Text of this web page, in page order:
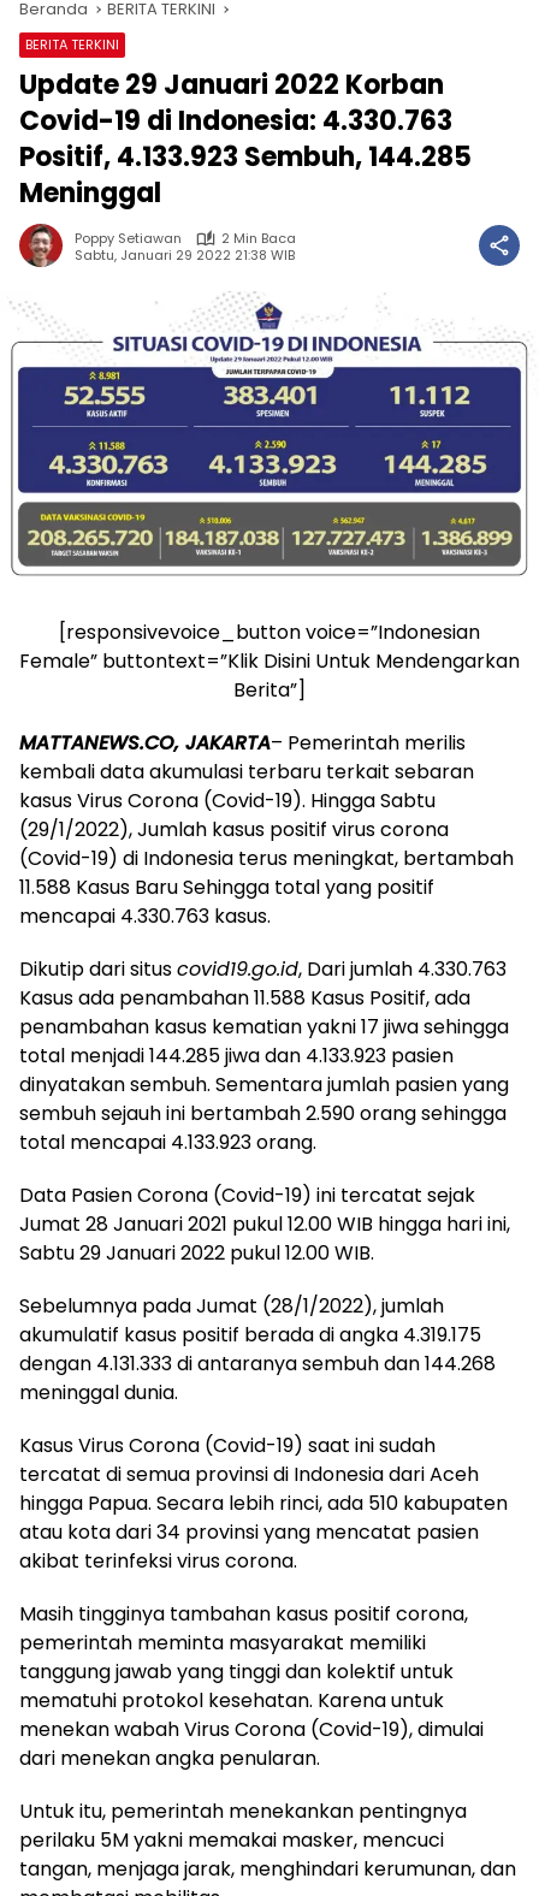
Beranda BERITA TERKINI
BERITA TERKINI
Update 29 Januari 2022 Korban
Covid-19 di Indonesia: 4.330.763
Positif, 4.133.923 Sembuh, 144.285
Meninggal
Poppy Setiawan
2 Min Baca
Sabtu, Januari 29 2022 21:38 WIB
[responsivevoice_button voice=”Indonesian
Female” buttontext=”Klik Disini Untuk Mendengarkan
Berita”]
MATTANEWS.CO, JAKARTA– Pemerintah merilis
kembali data akumulasi terbaru terkait sebaran
kasus Virus Corona (Covid-19). Hingga Sabtu
(29/1/2022), Jumlah kasus positif virus corona
(Covid-19) di Indonesia terus meningkat, bertambah
11.588 Kasus Baru Sehingga total yang positif
mencapai 4.330.763 kasus.
Dikutip dari situscovid19.go.id, Dari jumlah 4.330.763
Kasus ada penambahan 11.588 Kasus Positif, ada
penambahan kasus kematian yakni 17 jiwa sehingga
total menjadi 144.285 jiwa dan 4.133.923 pasien
dinyatakan sembuh. Sementara jumlah pasien yang
sembuh sejauh ini bertambah 2.590 orang sehingga
total mencapai 4.133.923 orang.
Data Pasien Corona (Covid-19) ini tercatat sejak
Jumat 28 Januari 2021 pukul 12.00 WIB hingga hari ini,
Sabtu 29 Januari 2022 pukul 12.00 WIB.
Sebelumnya pada Jumat (28/1/2022), jumlah
akumulatif kasus positif berada di angka 4.319.175
dengan 4.131.333 di antaranya sembuh dan 144.268
meninggal dunia.
Kasus Virus Corona (Covid-19) saat ini sudah
tercatat di semua provinsi di Indonesia dari Aceh
hingga Papua. Secara lebih rinci, ada 510 kabupaten
atau kota dari 34 provinsi yang mencatat pasien
akibat terinfeksi virus corona.
Masih tingginya tambahan kasus positif corona,
pemerintah meminta masyarakat memiliki
tanggung jawab yang tinggi dan kolektif untuk
mematuhi protokol kesehatan. Karena untuk
menekan wabah Virus Corona (Covid-19), dimulai
dari menekan angka penularan.
Untuk itu, pemerintah menekankan pentingnya
perilaku 5M yakni memakai masker, mencuci
tangan, menjaga jarak, menghindari kerumunan, dan